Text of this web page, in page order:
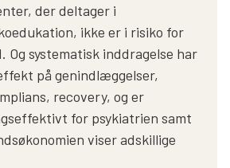
der deltager i
ikke er i risiko for
Og systematisk inddragelse har
på genindlæggelser,
recovery, og er
for psykiatrien samt
viser adskillige